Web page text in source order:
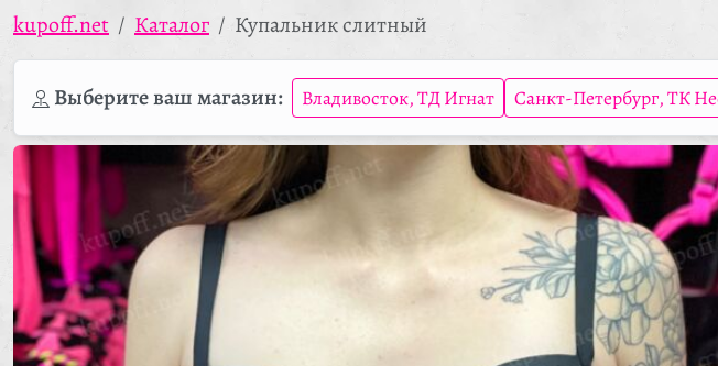
kupoff.net Каталог Купальник слитный
Выберите ваш магазин: Владивосток, ТД Игнат Санкт-Петербург, ТК